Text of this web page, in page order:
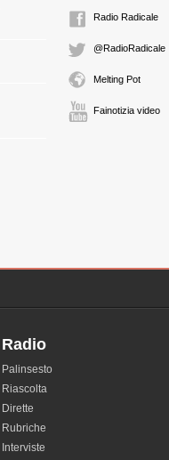
Radio Radicale
@RadioRadicale
Melting Pot
Fainotizia video
Radio
Palinsesto
Riascolta
Dirette
Rubriche
Interviste